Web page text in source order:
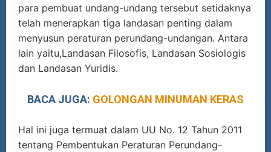
para pembuat undang-undang tersebut setidaknya
telah menerapkan tiga landasan penting dalam
menyusun peraturan perundang-undangan. Antara
lain yaitu,Landasan Filosofis, Landasan Sosiologis
dan Landasan Yuridis.
BACA JUGA: GOLONGAN MINUMAN KERAS
Hal ini juga termuat dalam UU No. 12 Tahun 2011
tentang Pembentukan Peraturan Perundang-